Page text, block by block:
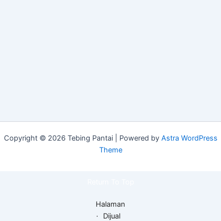
Copyright © 2026 Tebing Pantai | Powered by Astra WordPress
Theme
Halaman
Dijual